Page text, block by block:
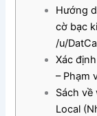
Hướng
cờ bạc
/u/
Xác
– Phạm
Sách về
Local